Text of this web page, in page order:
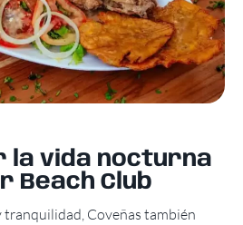
la vida nocturna
Beach Club
tranquilidad, Coveñas también